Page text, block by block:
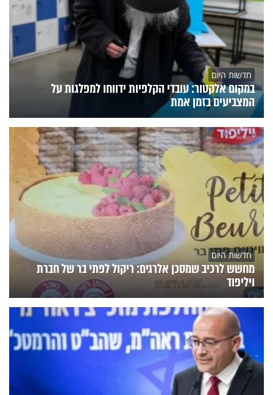
חדשות היום
במקום אלקטור: עובדי הקלפיות ידווחו למפלגות על
המצביעים בזמן אמת
חדשות היום
מחשש לרכיב שמסכן אלרגים: ריקול לפתי בר של חברת
ויליפוד